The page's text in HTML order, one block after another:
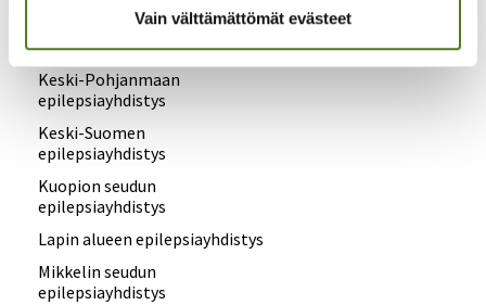
Vain välttämättömät evästeet
Kanta-Hämeen
epilepsiayhdistys
Keski-Pohjanmaan
epilepsiayhdistys
Keski-Suomen
epilepsiayhdistys
Kuopion seudun
epilepsiayhdistys
Lapin alueen epilepsiayhdistys
Mikkelin seudun
epilepsiayhdistys